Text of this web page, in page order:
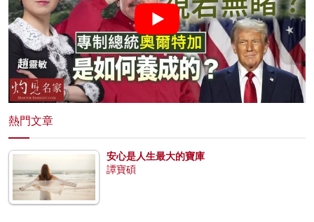
熱門文章
安心是人生最大的寶庫
譚寶碩